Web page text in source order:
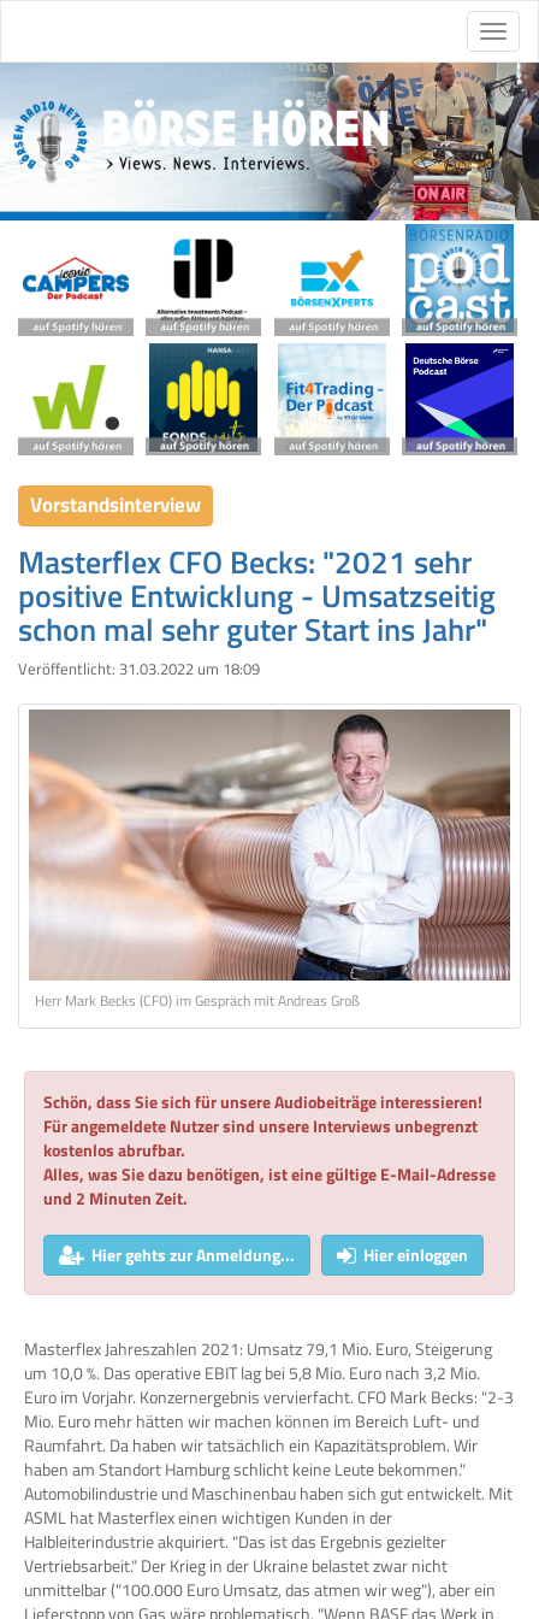
Vorstandsinterview
Masterflex CFO Becks: "2021 sehr
positive Entwicklung - Umsatzseitig
schon mal sehr guter Start ins Jahr"
Veröffentlicht: 31.03.2022 um 18:09
Herr Mark Becks (CFO) im Gespräch mit Andreas Groß
Schön, dass Sie sich für unsere Audiobeiträge interessieren!
Für angemeldete Nutzer sind unsere Interviews unbegrenzt
kostenlos abrufbar.
Alles, was Sie dazu benötigen, ist eine gültige E-Mail-Adresse
und 2 Minuten Zeit.
Hier gehts zur Anmeldung... Hier einloggen
Masterflex Jahreszahlen 2021: Umsatz 79,1 Mio. Euro, Steigerung
um 10,0 %. Das operative EBIT lag bei 5,8 Mio. Euro nach 3,2 Mio.
Euro im Vorjahr. Konzernergebnis vervierfacht. CFO Mark Becks: "2-3
Mio. Euro mehr hätten wir machen können im Bereich Luft- und
Raumfahrt. Da haben wir tatsächlich ein Kapazitätsproblem. Wir
haben am Standort Hamburg schlicht keine Leute bekommen."
Automobilindustrie und Maschinenbau haben sich gut entwickelt. Mit
ASML hat Masterflex einen wichtigen Kunden in der
Halbleiterindustrie akquiriert. "Das ist das Ergebnis gezielter
Vertriebsarbeit." Der Krieg in der Ukraine belastet zwar nicht
unmittelbar ("100.000 Euro Umsatz, das atmen wir weg"), aber ein
Lieferstopp von Gas wäre problematisch. "Wenn BASF das Werk in